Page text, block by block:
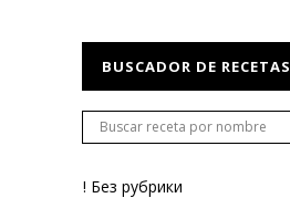
BUSCADOR DE RECETAS
! Без рубрики